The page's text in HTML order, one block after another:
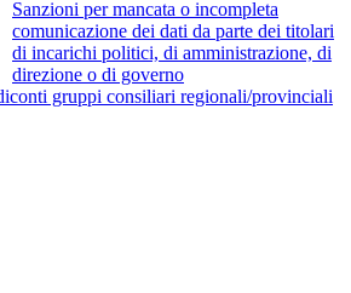
Sanzioni per mancata o incompleta
comunicazione dei dati da parte dei titolari
di incarichi politici, di amministrazione, di
direzione o di governo
gruppi consiliari regionali/provinciali